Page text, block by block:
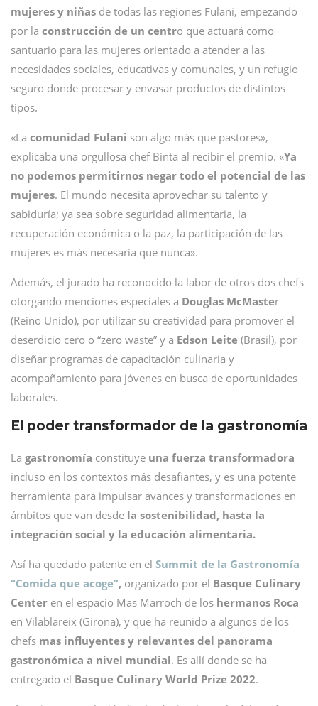
mujeres y niñas de todas las regiones Fulani, empezando
por la construcción de un centro que actuará como
santuario para las mujeres orientado a atender a las
necesidades sociales, educativas y comunales, y un refugio
seguro donde procesar y envasar productos de distintos
tipos.
«La comunidad Fulani son algo más que pastores»,
explicaba una orgullosa chef Binta al recibir el premio. «Ya
no podemos permitirnos negar todo el potencial de las
mujeres. El mundo necesita aprovechar su talento y
sabiduría; ya sea sobre seguridad alimentaria, la
recuperación económica o la paz, la participación de las
mujeres es más necesaria que nunca».
Además, el jurado ha reconocido la labor de otros dos chefs
otorgando menciones especiales a Douglas McMaster
(Reino Unido), por utilizar su creatividad para promover el
deserdicio cero o “zero waste” y a Edson Leite (Brasil), por
diseñar programas de capacitación culinaria y
acompañamiento para jóvenes en busca de oportunidades
laborales.
El poder transformador de la gastronomía
La gastronomía constituye una fuerza transformadora
incluso en los contextos más desafiantes, y es una potente
herramienta para impulsar avances y transformaciones en
ámbitos que van desde la sostenibilidad, hasta la
integración social y la educación alimentaria.
Así ha quedado patente en el Summit de la Gastronomía
“Comida que acoge”, organizado por el Basque Culinary
Center en el espacio Mas Marroch de los hermanos Roca
en Vilablareix (Girona), y que ha reunido a algunos de los
chefs mas influyentes y relevantes del panorama
gastronómica a nivel mundial. Es allí donde se ha
entregado el Basque Culinary World Prize 2022.